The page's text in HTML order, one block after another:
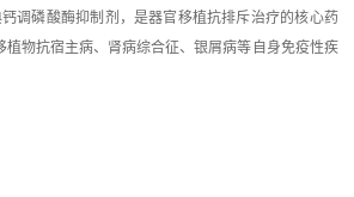
钙调磷酸酶抑制剂，是器官移植抗排斥治疗的核心药
植物抗宿主病、肾病综合征、银屑病等自身免疫性疾